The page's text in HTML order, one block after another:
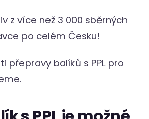
z více než 3 000 sběrných
po celém Česku!
přepravy balíků s PPL pro